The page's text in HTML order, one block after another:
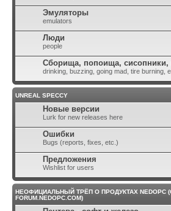
Эмуляторы
emulators
Люди
people
Сборища, попоища,
drinking, buzzing, going mad, tire burning,
UNREAL SPECCY
Новые версии
Lurk for new releases here
Ошибки
Bugs (reports, fixes, etc.)
Предложения
Wishlist for users
НЕОФИЦИАЛЬНЫЙ ТРЁП О ПРОДУКТАХ
FORUM.NEDOPC.COM)